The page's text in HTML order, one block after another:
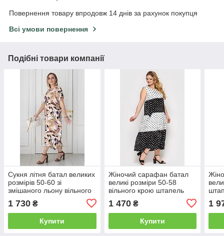
Повернення товару впродовж 14 днів за рахунок покупця
Всі умови повернення
Подібні товари компанії
Сукня літня батал великих
розмірів 50-60 зі
змішаного льону вільного
1 730 ₴
Купити
Жіночий сарафан батал
великі розміри 50-58
вільного крою штапель
1 470₴
Купити
1